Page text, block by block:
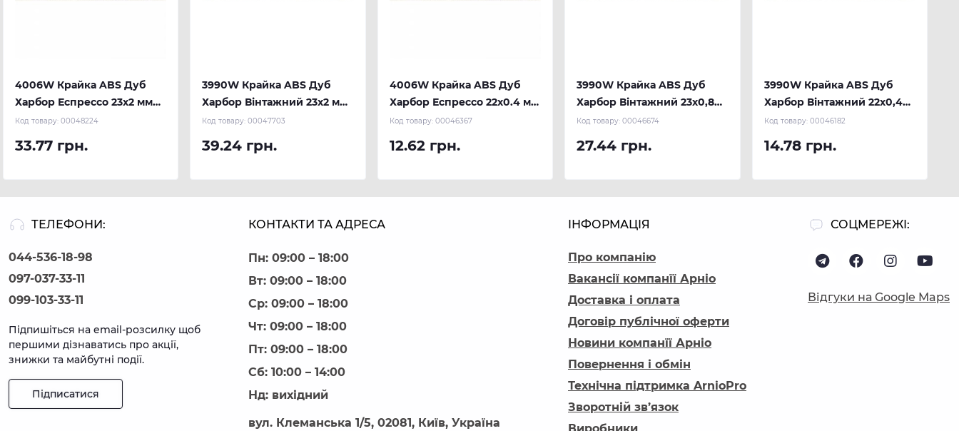
4006W Крайка ABS Дуб
Харбор Еспрессо 23х2 мм
(100 м.п.) REHAU
Код товару: 00048224
33.77 грн.
3990W Крайка ABS Дуб
Харбор Вінтажний 23х2 мм
(100 м.п.) REHAU
Код товару:00047703
39.24 грн.
4006W Крайка ABS Дуб
Харбор Еспрессо 22х0.4 мм
(300 м.п.) REHAU
Код товару: 00046367
12.62 грн.
3990W Крайка ABS Дуб
Харбор Вінтажний 23х0,8
(150 м.п.) REHAU
Код товару:00046674
27.44 грн.
3990W Крайка ABS Дуб
Харбор Вінтажний 22х0,4
(300 м.п.) REHAU
Код товару: 00046182
14.78 грн.
ТЕЛЕФОНИ:
044-536-18-98
097-037-33-11
099-103-33-11
Підпишіться на email-розсилку щоб
першими дізнаватись про акції,
знижки та майбутні події.
Підписатися
КОНТАКТИ ТА АДРЕСА
Пн: 09:00 – 18:00
Вт: 09:00 – 18:00
Ср: 09:00 – 18:00
Чт: 09:00 – 18:00
Пт: 09:00 – 18:00
Сб: 10:00 – 14:00
Нд: вихідний
вул. Клеманська 1/5, 02081, Київ, Україна
ІНФОРМАЦІЯ
Про компанію
Вакансії компанїї Арніо
Доставка і оплата
Договір публічної оферти
Новини компанїї Арніо
Повернення і обмін
Технічна підтримка ArnioPro
Зворотній зв’язок
СОЦМЕРЕЖІ:
Відгуки на Google Maps